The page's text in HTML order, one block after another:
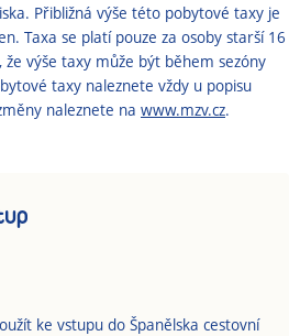
Přibližná výše této pobytové taxy je
Taxa se platí pouze za osoby starší 16
výše taxy může být během sezóny
taxy naleznete vždy u popisu
naleznete na www.mzv.cz.
ke vstupu do Španělska cestovní